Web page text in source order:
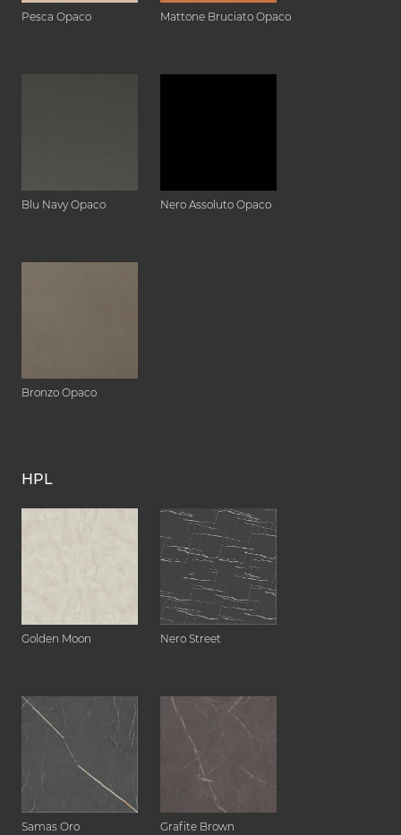
Pesca Opaco Mattone Bruciato Opaco
Blu Navy Opaco Nero Assoluto Opaco
Bronzo Opaco
HPL
Golden Moon Nero Street
Samas Oro Grafite Brown